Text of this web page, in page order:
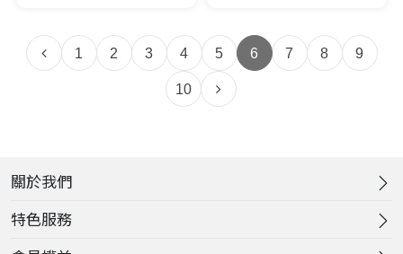
1 2 3 4 5 6 7 8 9
10
關於我們
特色服務